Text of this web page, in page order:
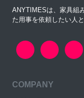
ANYTIMESは、家具組
た用事を依頼したい人
COMPANY